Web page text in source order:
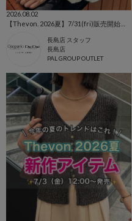
2026.08.02
長島店 スタッフ
長島店
PAL GROUP OUTLET